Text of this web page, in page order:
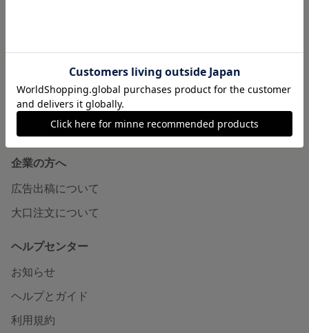
minneとものづくりと
ニュース
minneの本
企業の方へ
広告出稿について
大口注文について
ヘルプセンター
お知らせ
ヘルプとガイド
利用規約